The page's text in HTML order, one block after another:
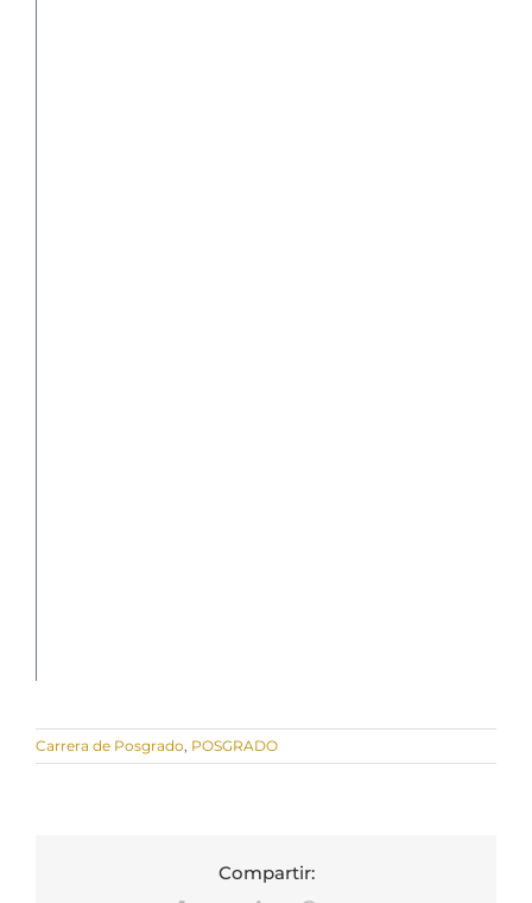
Carrera de Posgrado POSGRADO
Compartir: